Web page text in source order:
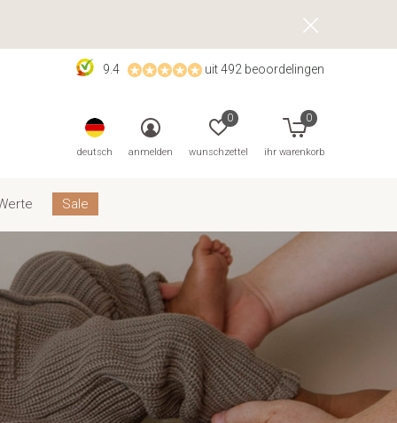
Sale
deutsch anmelden wunschzettel
0
ihr warenkorb
0
9.4 uit 492 beoordelingen